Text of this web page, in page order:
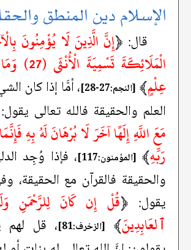
الإسلام دين المنطق
قال: ﴿إِنَّ الَّذِينَ لَا يُؤْمِنُونَ
الْمَلَائِكَةَ
عِلْمٍ﴾ [النجم:27-28]
، أمَّا إذا كان
العلم والحقيقة فالله تعالى يقول:
مَعَ اللَّهِ إِلَهًا آخَرَ لَا بُرْهَانَ لَهُ بِهِ
رَبِّهِ﴾ [المؤمنون:117]
، فإذا وُجِد
والحقيقة فالقرآن مع الحقيقة،
يقول: ﴿قُلْ إِن كَانَ لِلرَّحْمَنِ
ٱلعَابِدِينَ﴾ [الزخرف:81]
، قل لهم